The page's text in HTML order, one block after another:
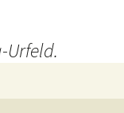
Urfeld.